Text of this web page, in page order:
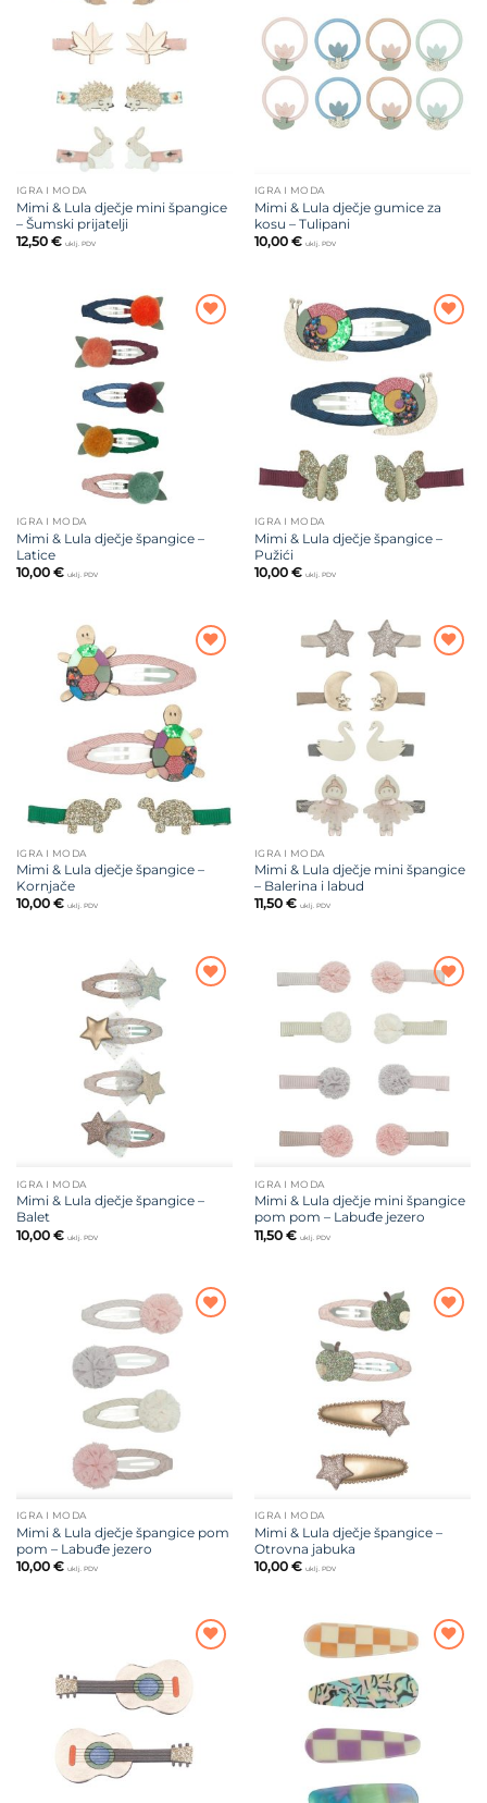
IGRA I MODA
Mimi & Lula dječje mini špangice
– Šumski prijatelji
12,50 € uklj. PDV
na listu
IGRA I MODA
Mimi & Lula dječje gumice za
kosu – Tulipani
10,00 € uklj. PDV
IGRA I MODA
Mimi & Lula dječje špangice –
Latice
10,00 € uklj. PDV
Dodajte
IGRA I MODA
Mimi & Lula dječje špangice –
Pužići
10,00 € uklj. PDV
Dodajte
na listu
IGRA I MODA
Mimi & Lula dječje špangice –
Kornjače
10,00 € uklj. PDV
IGRA I MODA
Mimi & Lula dječje mini špangice
– Balerina i labud
11,50 € uklj. PDV
IGRA I MODA
Mimi & Lula dječje špangice –
Balet
10,00 € uklj. PDV
IGRA I MODA
Mimi & Lula dječje mini špangice
pom pom – Labuđe jezero
11,50 € uklj. PDV
IGRA I MODA
Mimi & Lula dječje špangice pom
pom – Labuđe jezero
10,00 € uklj. PDV
IGRA I MODA
Mimi & Lula dječje špangice –
Otrovna jabuka
10,00 € uklj. PDV
Dodajte